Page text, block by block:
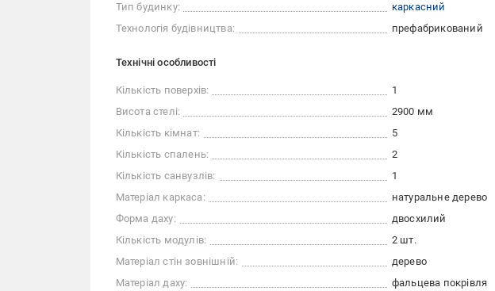
Тип будинку:
каркасний
Технологія будівництва:
префабрикований
Технічні особливості
Кількість поверхів:
1
Висота стелі:
2900 мм
Кількість кімнат:
5
Кількість спалень:
2
Кількість санвузлів:
1
Матеріал каркаса:
натуральне дерево
Форма даху:
двосхилий
Кількість модулів:
2 шт.
Матеріал стін зовнішній:
дерево
Матеріал даху:
фальцева покрівля